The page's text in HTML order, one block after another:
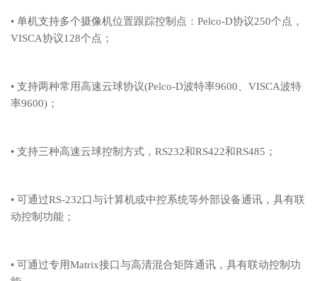
• 单机支持多个摄像机位置跟踪控制点：Pelco-D协议250个点，
VISCA协议128个点；
• 支持两种常用高速云球协议(Pelco-D波特率9600、VISCA波特
率9600)；
• 支持三种高速云球控制方式，RS232和RS422和RS485；
• 可通过RS-232口与计算机或中控系统等外部设备通讯，具有联
动控制功能；
• 可通过专用Matrix接口与高清混合矩阵通讯，具有联动控制功